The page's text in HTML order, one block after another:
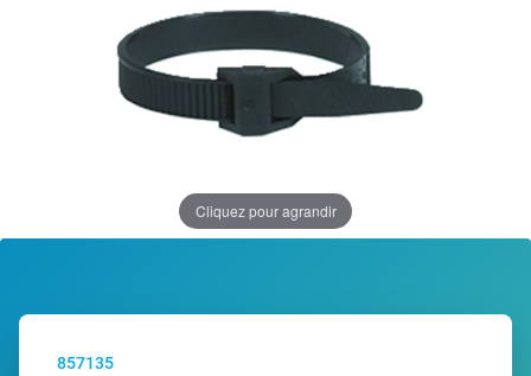
Cliquez pour agrandir
857135